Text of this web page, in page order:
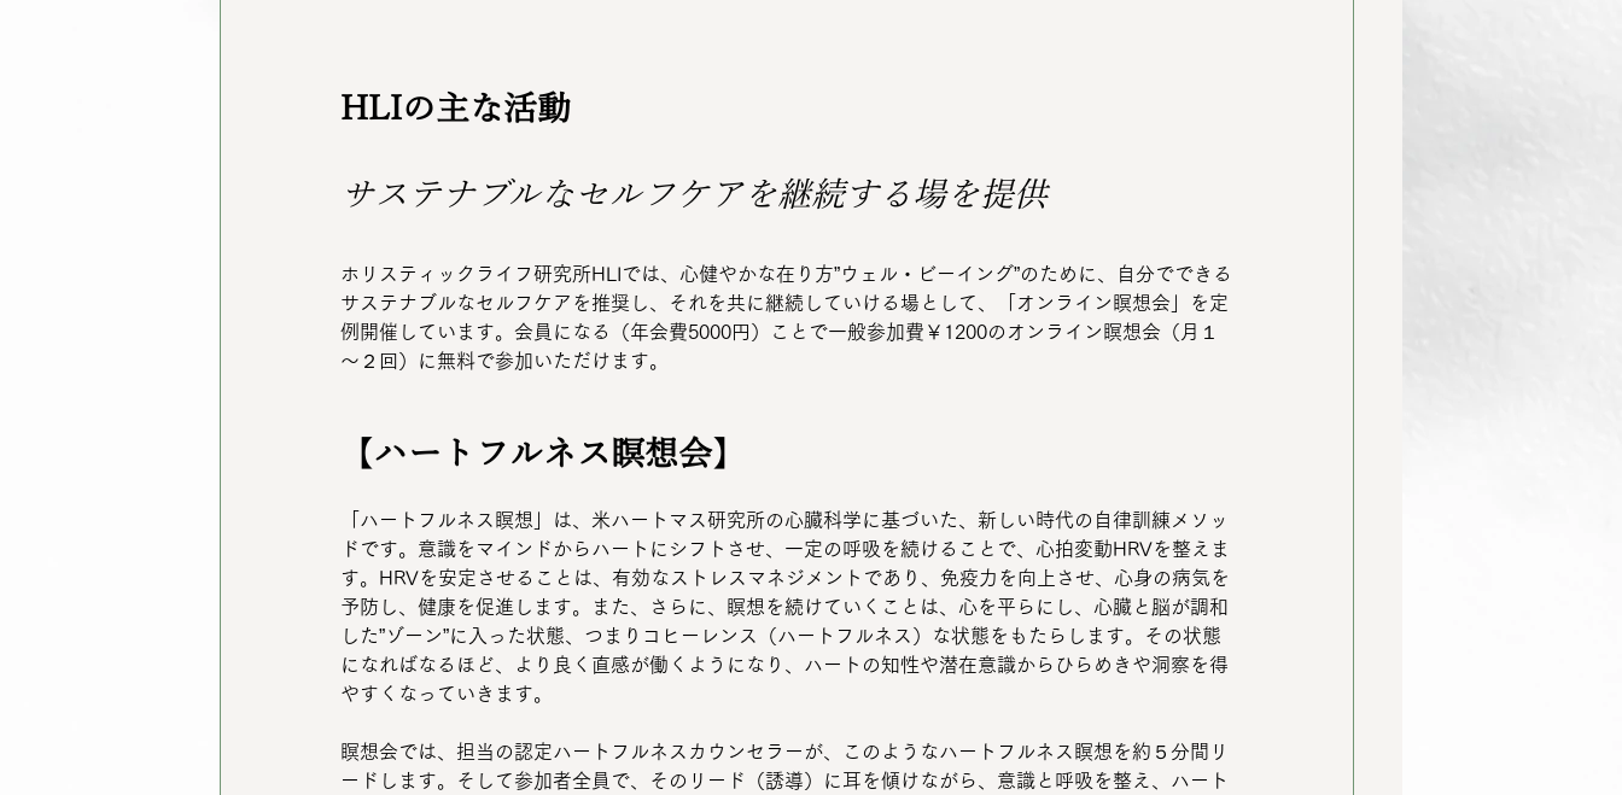
HLIの主な活動
サステナブルなセルフケアを継続する場を提供
ホリスティックライフ研究所HLIでは、心健やかな在り方”ウェル・ビーイング”のために、自分でできる
サステナブルなセルフケアを推奨し、それを共に継続していける場として、「オンライン瞑想会」を定
例開催しています。会員になる（年会費5000円）ことで一般参加費￥1200のオンライン瞑想会（月１
～２回）に無料で参加いただけます。
【ハートフルネス瞑想会】
「ハートフルネス瞑想」は、米ハートマス研究所の心臓科学に基づいた、新しい時代の自律訓練メソッ
ドです。意識をマインドからハートにシフトさせ、一定の呼吸を続けることで、心拍変動HRVを整えま
す。HRVを安定させることは、有効なストレスマネジメントであり、免疫力を向上させ、心身の病気を
予防し、健康を促進します。また、さらに、瞑想を続けていくことは、心を平らにし、心臓と脳が調和
した”ゾーン”に入った状態、つまりコヒーレンス（ハートフルネス）な状態をもたらします。その状態
になればなるほど、より良く直感が働くようになり、ハートの知性や潜在意識からひらめきや洞察を得
やすくなっていきます。
瞑想会では、担当の認定ハートフルネスカウンセラーが、このようなハートフルネス瞑想を約５分間リ
ードします。そして参加者全員で、そのリード（誘導）に耳を傾けながら、意識と呼吸を整え、ハート